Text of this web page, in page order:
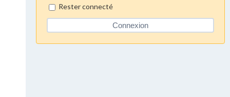
Rester connecté